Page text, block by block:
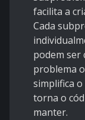
facilita a
Cada
podem ser
problema
simplifica
torna o
manter.